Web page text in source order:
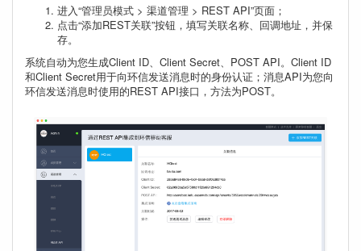
进入“管理员模式 > 渠道管理 > REST API”页面；
点击“添加REST关联”按钮，填写关联名称、回调地址，并保
存。
系统自动为您生成Client ID、Client Secret、POST API。Client ID
和Client Secret用于向环信发送消息时的身份认证；消息API为您向
环信发送消息时使用的REST API接口，方法为POST。